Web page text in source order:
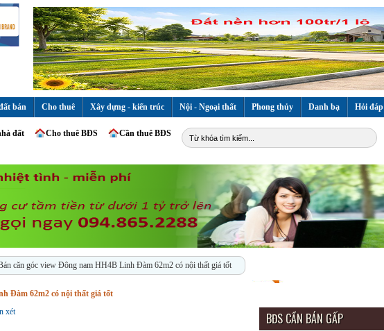
bán Cho thuê Xây dựng - kiến trúc Nội - Ngoại thất Phong thủy Danh bạ Hỏi đáp
đất Cho thuê BĐS Cần thuê BĐS
căn góc view Đông nam HH4B Linh Đàm 62m2 có nội thất giá tốt
Đàm 62m2 có nội thất giá tốt
xét BĐS CẦN BÁN GẤP